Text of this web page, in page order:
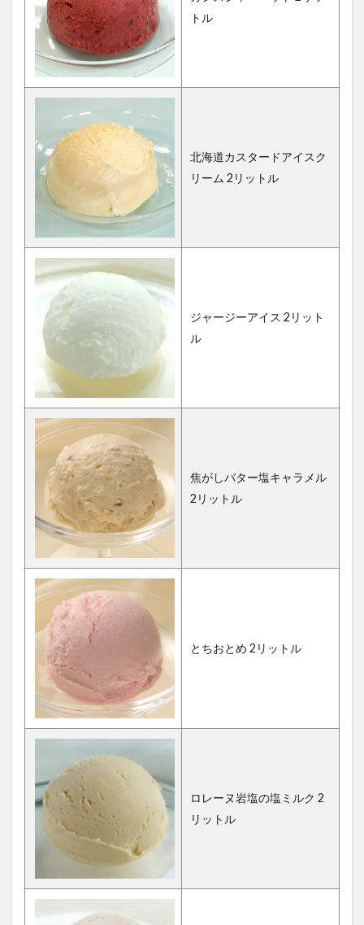
トル
北海道カスタードアイスク
リーム 2リットル
ジャージーアイス 2リット
ル
焦がしバター塩キャラメル
2リットル
とちおとめ 2リットル
ロレーヌ岩塩の塩ミルク 2
リットル